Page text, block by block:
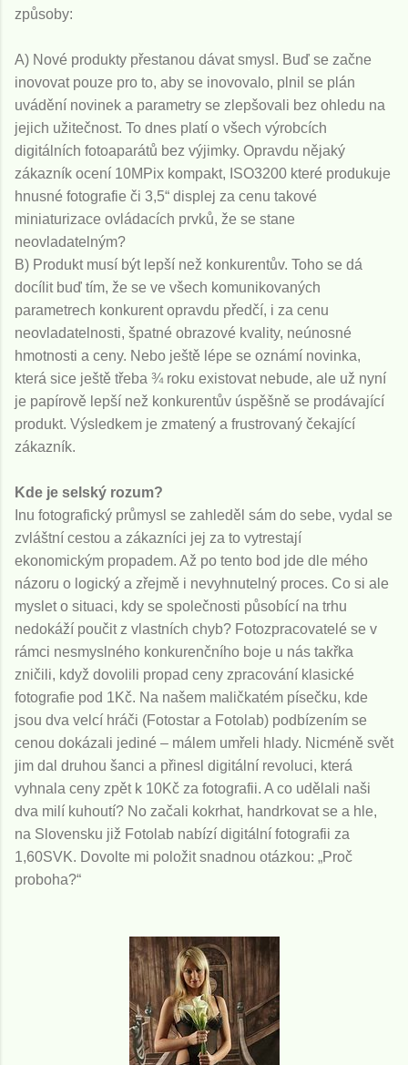
způsoby:
A) Nové produkty přestanou dávat smysl. Buď se začne
inovovat pouze pro to, aby se inovovalo, plnil se plán
uvádění novinek a parametry se zlepšovali bez ohledu na
jejich užitečnost. To dnes platí o všech výrobcích
digitálních fotoaparátů bez výjimky. Opravdu nějaký
zákazník ocení 10MPix kompakt, ISO3200 které produkuje
hnusné fotografie či 3,5“ displej za cenu takové
miniaturizace ovládacích prvků, že se stane
neovladatelným?
B) Produkt musí být lepší než konkurentův. Toho se dá
docílit buď tím, že se ve všech komunikovaných
parametrech konkurent opravdu předčí, i za cenu
neovladatelnosti, špatné obrazové kvality, neúnosné
hmotnosti a ceny. Nebo ještě lépe se oznámí novinka,
která sice ještě třeba ¾ roku existovat nebude, ale už nyní
je papírově lepší než konkurentův úspěšně se prodávající
produkt. Výsledkem je zmatený a frustrovaný čekající
zákazník.
Kde je selský rozum?
Inu fotografický průmysl se zahleděl sám do sebe, vydal se
zvláštní cestou a zákazníci jej za to vytrestají
ekonomickým propadem. Až po tento bod jde dle mého
názoru o logický a zřejmě i nevyhnutelný proces. Co si ale
myslet o situaci, kdy se společnosti působící na trhu
nedokáží poučit z vlastních chyb? Fotozpracovatelé se v
rámci nesmyslného konkurenčního boje u nás takřka
zničili, když dovolili propad ceny zpracování klasické
fotografie pod 1Kč. Na našem maličkatém písečku, kde
jsou dva velcí hráči (Fotostar a Fotolab) podbízením se
cenou dokázali jediné – málem umřeli hlady. Nicméně svět
jim dal druhou šanci a přinesl digitální revoluci, která
vyhnala ceny zpět k 10Kč za fotografii. A co udělali naši
dva milí kuhoutí? No začali kokrhat, handrkovat se a hle,
na Slovensku již Fotolab nabízí digitální fotografii za
1,60SVK. Dovolte mi položit snadnou otázkou: „Proč
proboha?“